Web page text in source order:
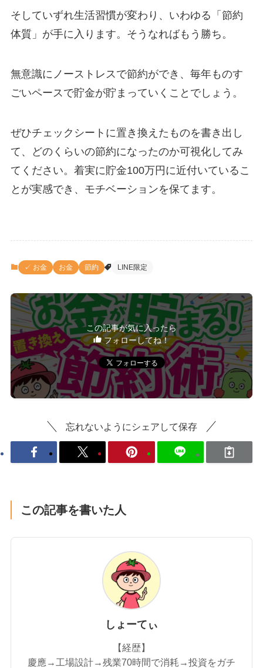
そしていずれ生活習慣が変わり、いわゆる「節約
体質」が手に入ります。そうなればもう勝ち。
無意識にノーストレスで節約ができ、毎年ものす
ごいペースで貯金が貯まっていくことでしょう。
ぜひチェックシートに置き換えたものを書き出し
て、どのくらいの節約になったのか可視化してみ
てください。着実に貯金100万円に近付いているこ
とが実感でき、モチベーションを保てます。
✓ お金 お金 節約 LINE限定
この記事が気に入ったら
フォローしてね！
忘れないようにシェアして保存
この記事を書いた人
しょーてぃ
【経歴】
慶應→工場設計→残業70時間で消耗→投資をガチ